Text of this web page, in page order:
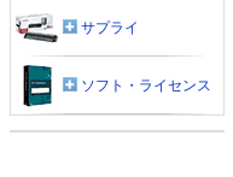
サプライ
ソフト・ライセンス